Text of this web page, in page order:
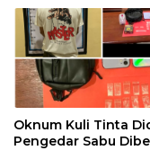
Oknum Kuli Tinta
Pengedar Sabu